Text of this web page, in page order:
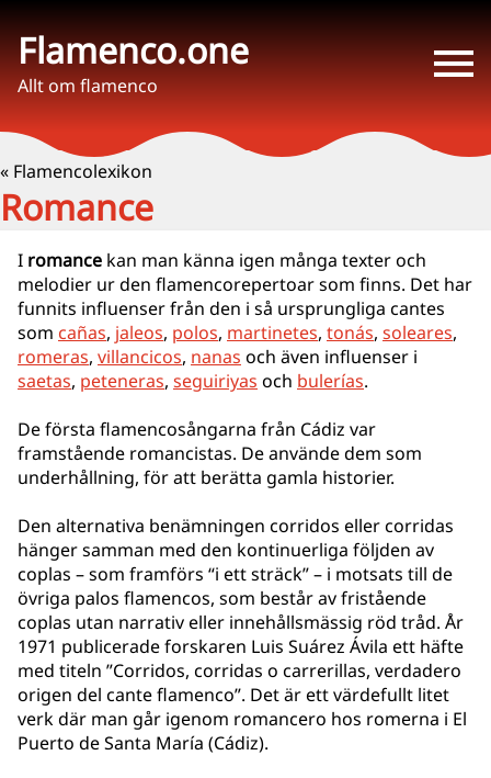
Flamenco.one
Allt om flamenco
« Flamencolexikon
Romance
I romance kan man känna igen många texter och
melodier ur den flamencorepertoar som finns. Det har
funnits influenser från den i så ursprungliga cantes
som cañas, jaleos, polos, martinetes, tonás, soleares,
romeras, villancicos, nanas och även influenser i
saetas, peteneras, seguiriyas och bulerías.
De första flamencosångarna från Cádiz var
framstående romancistas. De använde dem som
underhållning, för att berätta gamla historier.
Den alternativa benämningen corridos eller corridas
hänger samman med den kontinuerliga följden av
coplas – som framförs “i ett sträck” – i motsats till de
övriga palos flamencos, som består av fristående
coplas utan narrativ eller innehållsmässig röd tråd. År
1971 publicerade forskaren Luis Suárez Ávila ett häfte
med titeln ”Corridos, corridas o carrerillas, verdadero
origen del cante flamenco”. Det är ett värdefullt litet
verk där man går igenom romancero hos romerna i El
Puerto de Santa María (Cádiz).